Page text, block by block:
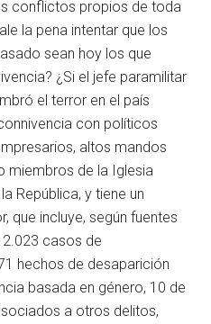
conflictos propios de toda
la pena intentar que los
sean hoy los que
¿Si el jefe paramilitar
el terror en el país
con políticos
altos mandos
miembros de la Iglesia
República, y tiene un
que incluye, según fuentes
casos de
hechos de desaparición
basada en género, 10 de
a otros delitos,